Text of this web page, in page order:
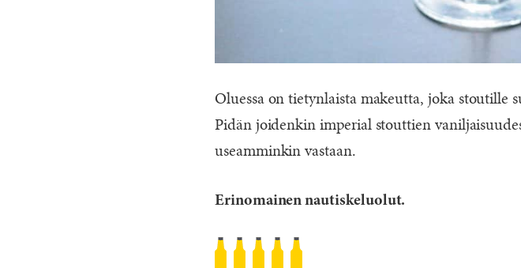
Oluessa on tietynlaista makeutta, joka stoutille
Pidän joidenkin imperial stouttien
useamminkin vastaan.
Erinomainen nautiskeluolut.
Founders